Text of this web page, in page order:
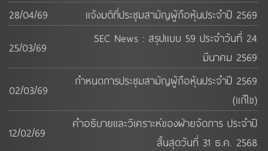
28/04/69
แจ้งมติที่ประชุมสามัญผู้ถือหุ้นประจำปี 2569
25/03/69
SEC News : สรุปแบบ 59 ประจำวันที่ 24
มีนาคม 2569
02/03/69
กำหนดการประชุมสามัญผู้ถือหุ้นประจำปี 2569
(แก้ไข)
12/02/69
คำอธิบายและวิเคราะห์ของฝ่ายจัดการ ประจำปี
สิ้นสุดวันที่ 31 ธ.ค. 2568